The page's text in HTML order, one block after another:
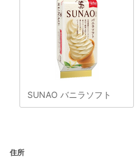
SUNAO バニラソフト
住所